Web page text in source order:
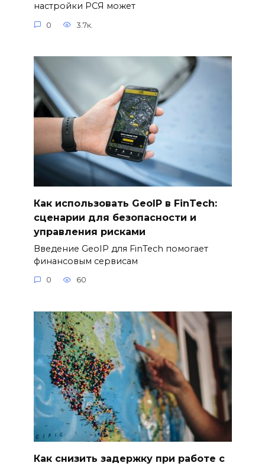
настройки РСЯ может
0 3.7к.
Как использовать GeoIP в FinTech:
сценарии для безопасности и
управления рисками
Введение GeoIP для FinTech помогает
финансовым сервисам
0 60
Как снизить задержку при работе с